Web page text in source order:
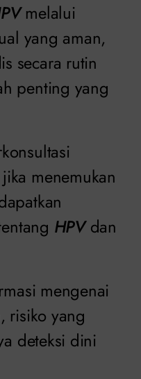
melalui
yang aman,
secara rutin
penting yang
menemukan
HPVdan
mengenai
risiko yang
deteksi dini